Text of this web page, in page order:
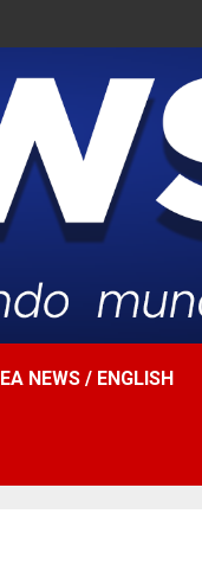
EA NEWS / ENGLISH